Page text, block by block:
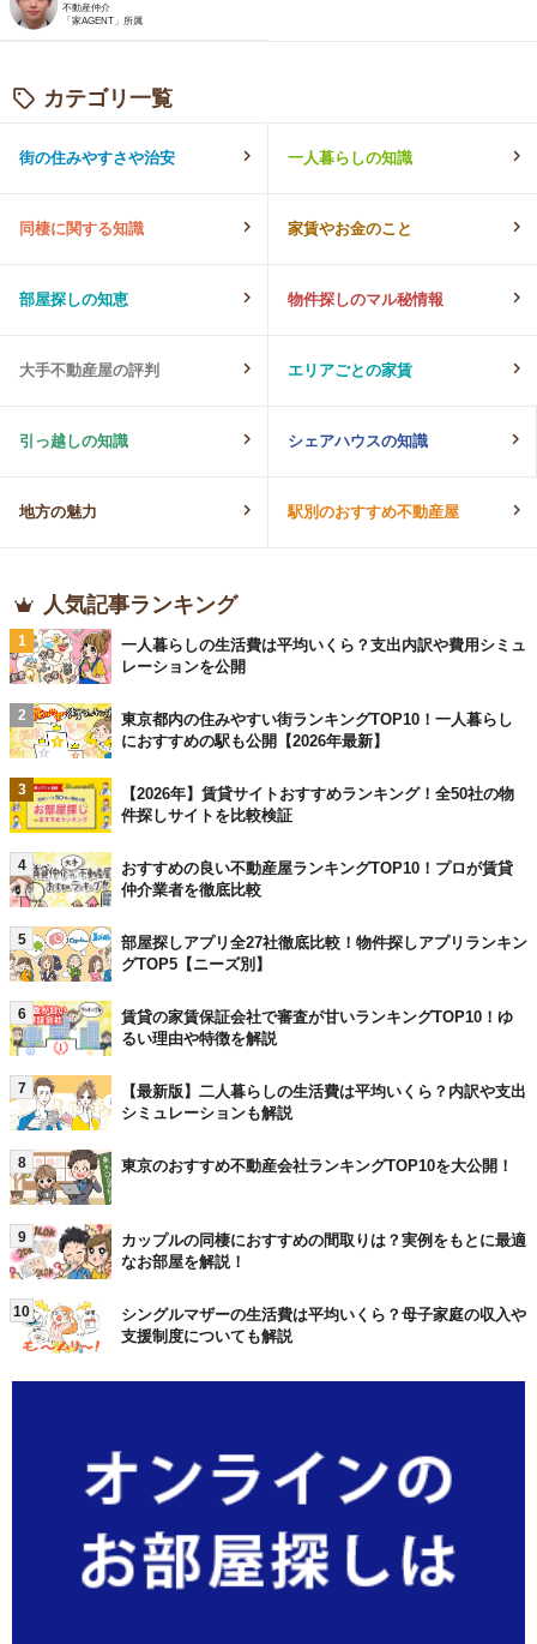
不動産仲介
「家AGENT」所属
カテゴリ一覧
街の住みやすさや治安 一人暮らしの知識
同棲に関する知識 家賃やお金のこと
部屋探しの知恵 物件探しのマル秘情報
大手不動産屋の評判 エリアごとの家賃
引っ越しの知識 シェアハウスの知識
地方の魅力 駅別のおすすめ不動産屋
人気記事ランキング
1
一人暮らしの生活費は平均いくら？支出内訳や費用シミュ
レーションを公開
2
東京都内の住みやすい街ランキングTOP10！一人暮らし
におすすめの駅も公開【2026年最新】
3
【2026年】賃貸サイトおすすめランキング！全50社の物
件探しサイトを比較検証
4
おすすめの良い不動産屋ランキングTOP10！プロが賃貸
仲介業者を徹底比較
5
部屋探しアプリ全27社徹底比較！物件探しアプリランキン
グTOP5【ニーズ別】
6
賃貸の家賃保証会社で審査が甘いランキングTOP10！ゆ
るい理由や特徴を解説
7
【最新版】二人暮らしの生活費は平均いくら？内訳や支出
シミュレーションも解説
8 東京のおすすめ不動産会社ランキングTOP10を大公開！
9
カップルの同棲におすすめの間取りは？実例をもとに最適
なお部屋を解説！
10
シングルマザーの生活費は平均いくら？母子家庭の収入や
支援制度についても解説